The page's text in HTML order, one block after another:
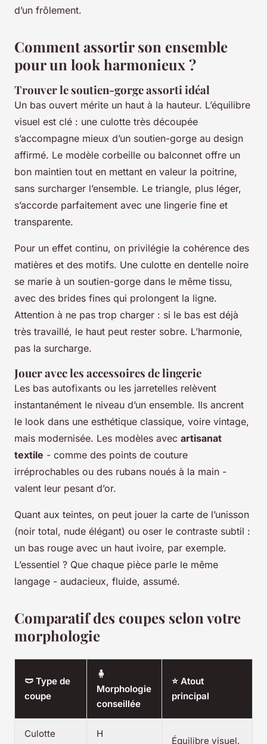
d’un frôlement.
Comment assortir son ensemble
pour un look harmonieux ?
Trouver le soutien-gorge assorti idéal
Un bas ouvert mérite un haut à la hauteur. L’équilibre
visuel est clé : une culotte très découpée
s’accompagne mieux d’un soutien-gorge au design
affirmé. Le modèle corbeille ou balconnet offre un
bon maintien tout en mettant en valeur la poitrine,
sans surcharger l’ensemble. Le triangle, plus léger,
s’accorde parfaitement avec une lingerie fine et
transparente.
Pour un effet continu, on privilégie la cohérence des
matières et des motifs. Une culotte en dentelle noire
se marie à un soutien-gorge dans le même tissu,
avec des brides fines qui prolongent la ligne.
Attention à ne pas trop charger : si le bas est déjà
très travaillé, le haut peut rester sobre. L’harmonie,
pas la surcharge.
Jouer avec les accessoires de lingerie
Les bas autofixants ou les jarretelles relèvent
instantanément le niveau d’un ensemble. Ils ancrent
le look dans une esthétique classique, voire vintage,
mais modernisée. Les modèles avec artisanat
textile - comme des points de couture
irréprochables ou des rubans noués à la main -
valent leur pesant d’or.
Quant aux teintes, on peut jouer la carte de l’unisson
(noir total, nude élégant) ou oser le contraste subtil :
un bas rouge avec un haut ivoire, par exemple.
L’essentiel ? Que chaque pièce parle le même
langage - audacieux, fluide, assumé.
Comparatif des coupes selon votre
morphologie
🩲 Type de
coupe
🧍
Morphologie
conseillée
⭐ Atout
principal
Culotte
H
Équilibre visuel,